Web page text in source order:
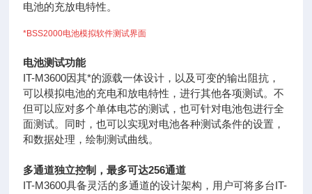
电池的充放电特性。
*BSS2000电池模拟软件测试界面
电池测试功能
IT-M3600因其*的源载一体设计，以及可变的输出阻抗，
可以模拟电池的充电和放电特性，进行其他各项测试。不
但可以应对多个单体电芯的测试，也可针对电池包进行全
面测试。同时，也可以实现对电池各种测试条件的设置，
和数据处理，绘制测试曲线。
多通道独立控制，最多可达256通道
IT-M3600具备灵活的多通道的设计架构，用户可将多台IT-